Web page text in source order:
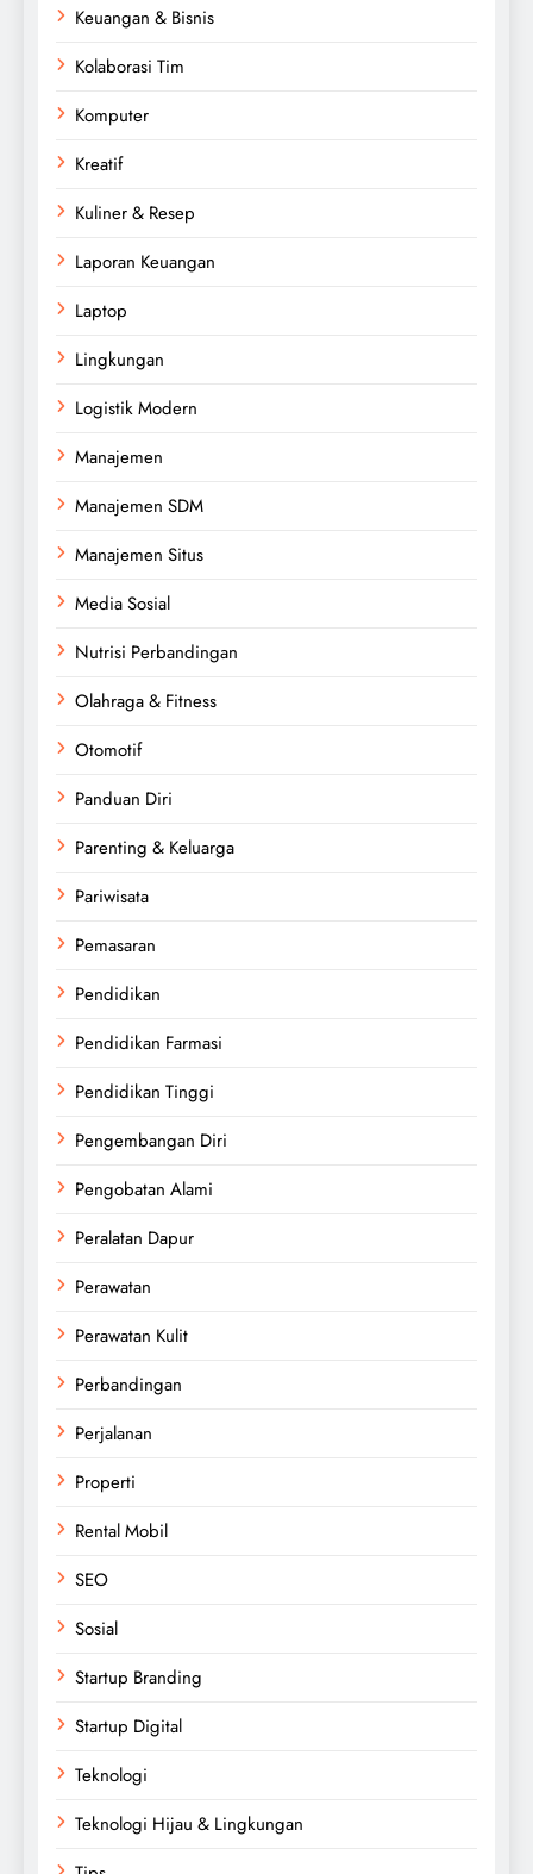
Keuangan & Bisnis
Kolaborasi Tim
Komputer
Kreatif
Kuliner & Resep
Laporan Keuangan
Laptop
Lingkungan
Logistik Modern
Manajemen
Manajemen SDM
Manajemen Situs
Media Sosial
Nutrisi Perbandingan
Olahraga & Fitness
Otomotif
Panduan Diri
Parenting & Keluarga
Pariwisata
Pemasaran
Pendidikan
Pendidikan Farmasi
Pendidikan Tinggi
Pengembangan Diri
Pengobatan Alami
Peralatan Dapur
Perawatan
Perawatan Kulit
Perbandingan
Perjalanan
Properti
Rental Mobil
SEO
Sosial
Startup Branding
Startup Digital
Teknologi
Teknologi Hijau & Lingkungan